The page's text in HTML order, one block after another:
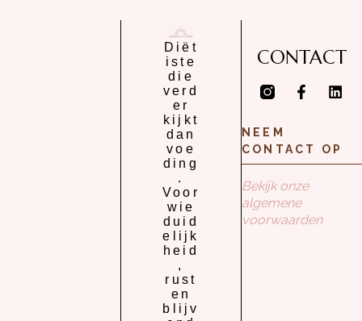
Diët
iste
die
verd
er
kijkt
dan
voe
ding
.
Voor
wie
duid
elijk
heid
,
rust
en
blijv
CONTACT
NEEM
CONTACT OP
Bekijk onze
algemene
voorwaarden